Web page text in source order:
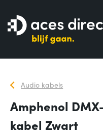
Audio kabels
Amphenol
kabel Zwart